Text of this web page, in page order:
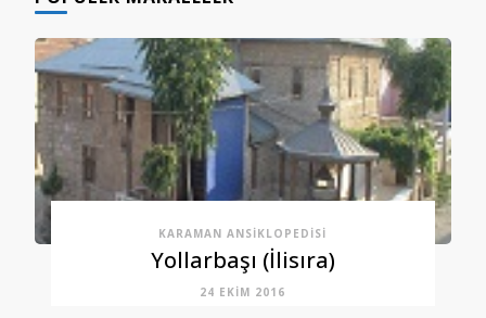
KARAMAN ANSIKLOPEDISI
Yollarbaşı (İlisıra)
24 EKIM 2016